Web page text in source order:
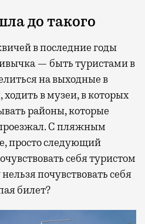
до такого
в последние годы
— быть туристами в
на выходные в
в музеи, в которых
районы, которые
С пляжным
просто следующий
себя туристом
почувствовать себя
билет?